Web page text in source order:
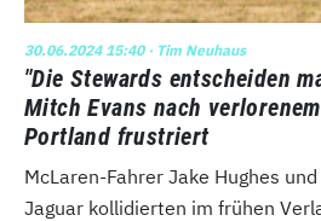
30.06.2024 15:40· Tim Neuhaus
"Die Stewards entscheiden
Mitch Evans nach
Portland frustriert
McLaren-Fahrer Jake Hughes
Jaguar kollidierten im frühen